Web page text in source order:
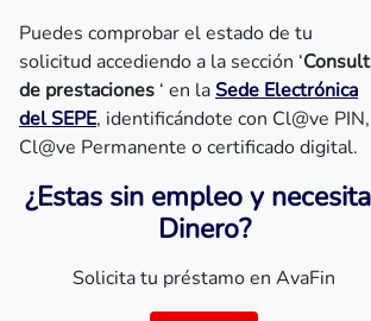
Puedes comprobar el estado de tu
solicitud accediendo a la sección ‘
de prestaciones ‘ en la Sede Electrónica
del SEPE, identificándote con Cl@ve PIN,
Cl@ve Permanente o certificado digital.
¿Estas sin empleo y
Dinero?
Solicita tu préstamo en AvaFin